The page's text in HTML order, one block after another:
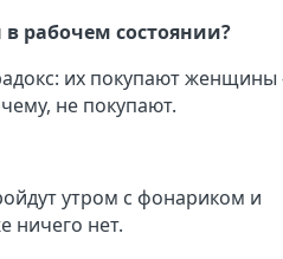
рабочем состоянии?
их покупают женщины
не покупают.
утром с фонариком и
ничего нет.